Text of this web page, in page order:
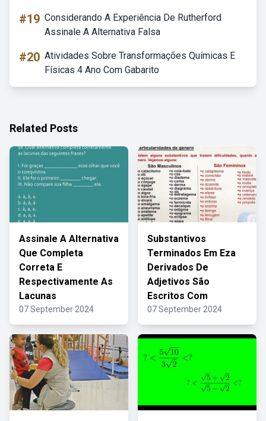
#19 Considerando A Experiência De Rutherford
Assinale A Alternativa Falsa
#20 Atividades Sobre Transformações Químicas E
Físicas 4 Ano Com Gabarito
Related Posts
Assinale A Alternativa
Que Completa
Correta E
Respectivamente As
Lacunas
07 September 2024
Substantivos
Terminados Em Eza
Derivados De
Adjetivos São
Escritos Com
07 September 2024